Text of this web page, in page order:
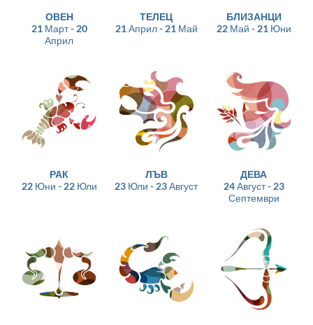
ОВЕН
21 Март - 20
Април
ТЕЛЕЦ
21 Април - 21 Май
БЛИЗАНЦИ
22 Май - 21 Юни
РАК
22 Юни - 22 Юли
ЛЪВ
23 Юли - 23 Август
ДЕВА
24 Август - 23
Септември